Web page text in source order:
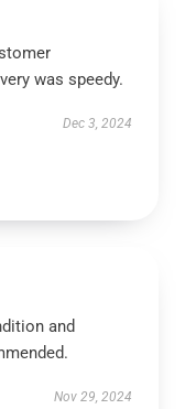
was speedy.
Dec 3, 2024
and
Nov 29, 2024